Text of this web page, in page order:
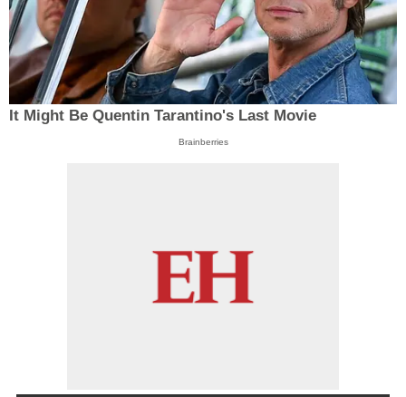
It Might Be Quentin Tarantino's Last Movie
Brainberries